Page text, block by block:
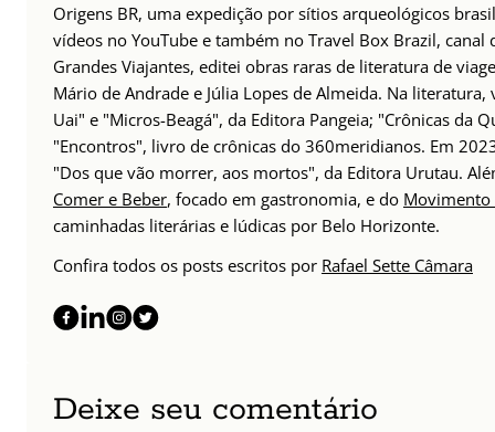
Origens BR, uma expedição por sítios arqueológicos
vídeos no YouTube e também no Travel Box Brazil,
Grandes Viajantes, editei obras raras de literatura de
Mário de Andrade e Júlia Lopes de Almeida. Na
Uai" e "Micros-Beagá", da Editora Pangeia; "Crônicas da
"Encontros", livro de crônicas do 360meridianos. Em
"Dos que vão morrer, aos mortos", da Editora Urutau.
Comer e Beber, focado em gastronomia, e do Movimento
caminhadas literárias e lúdicas por Belo Horizonte.
Confira todos os posts escritos por Rafael Sette Câmara
Deixe seu comentário